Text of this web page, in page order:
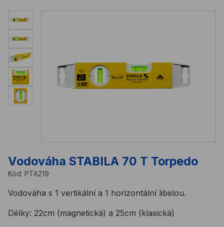
Vodováha STABILA 70 T Torpedo
Kód: PTA219
Vodováha s 1 vertikální a 1 horizontální libelou.
Délky: 22cm (magnetická) a 25cm (klasická)